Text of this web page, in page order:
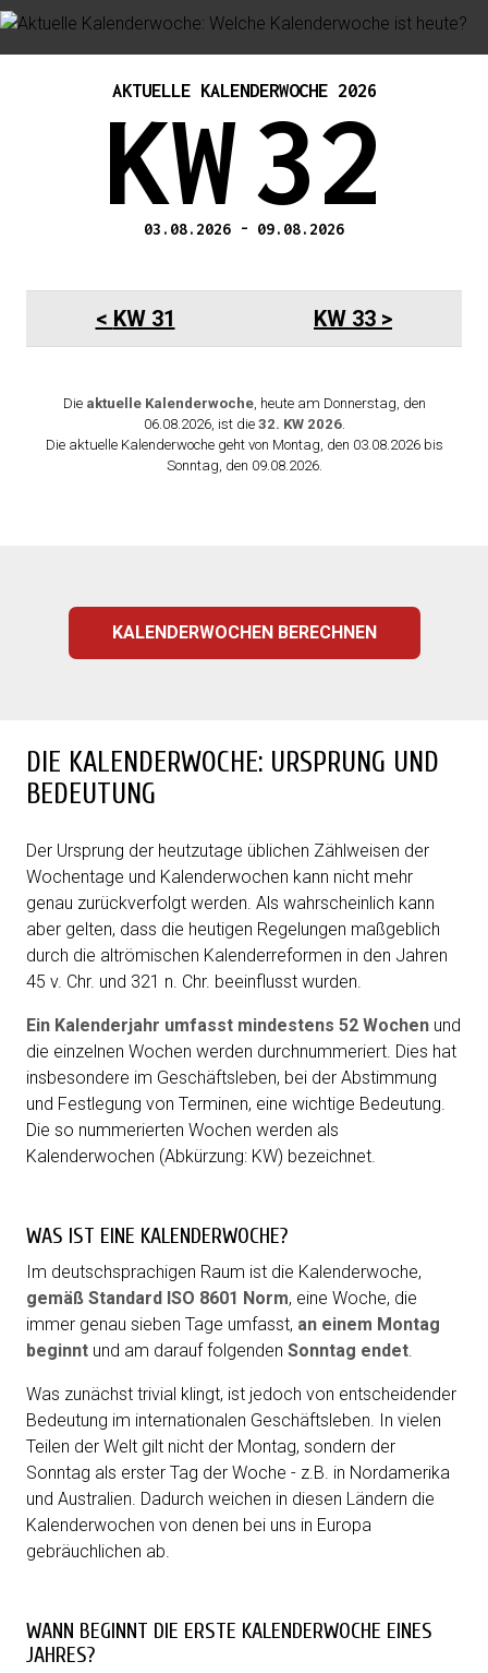
AKTUELLE KALENDERWOCHE 2026
KW32
03.08.2026 - 09.08.2026
KW 31 KW 33
Die aktuelle Kalenderwoche, heute am Donnerstag, den
06.08.2026, ist die 32. KW2026.
Die aktuelle Kalenderwoche geht von Montag, den 03.08.2026 bis
Sonntag, den 09.08.2026.
KALENDERWOCHEN BERECHNEN
DIE KALENDERWOCHE: URSPRUNG UND
BEDEUTUNG
Der Ursprung der heutzutage üblichen Zählweisen der
Wochentage und Kalenderwochen kann nicht mehr
genau zurück­verfolgt werden. Als wahrscheinlich kann
aber gelten, dass die heutigen Regelungen maßgeblich
durch die altrömischen Kalender­reformen in den Jahren
45 v. Chr. und 321 n. Chr. beeinflusst wurden.
Ein Kalenderjahr umfasst mindestens 52 Wochen und
die einzelnen Wochen werden durchnummeriert. Dies hat
insbesondere im Geschäftsleben, bei der Abstimmung
und Festlegung von Terminen, eine wichtige Bedeutung.
Die so nummerierten Wochen werden als
Kalenderwochen (Abkürzung: KW) bezeichnet.
WAS IST EINE KALENDERWOCHE?
Im deutschsprachigen Raum ist die Kalenderwoche,
gemäß Standard ISO 8601 Norm, eine Woche, die
immer genau sieben Tage umfasst, an einem Montag
beginnt und am darauf folgenden Sonntag endet.
Was zunächst trivial klingt, ist jedoch von entscheidender
Bedeutung im internationalen Geschäfts­leben. In vielen
Teilen der Welt gilt nicht der Montag, sondern der
Sonntag als erster Tag der Woche - z.B. in Nordamerika
und Australien. Dadurch weichen in diesen Ländern die
Kalenderwochen von denen bei uns in Europa
gebräuchlichen ab.
WANN BEGINNT DIE ERSTE KALENDERWOCHE EINES
JAHRES?